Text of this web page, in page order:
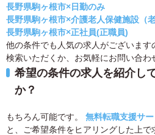
長野県駒ヶ根市×日勤のみ
長野県駒ヶ根市×介護老人保健施設（老
長野県駒ヶ根市×正社員(正職員)
他の条件でも人気の求人がございます
検索いただくか、お気軽にお問い合わ
希望の条件の求人を紹介し
か？
もちろん可能です。 無料転職支援サ
と、ご希望条件をヒアリングした上